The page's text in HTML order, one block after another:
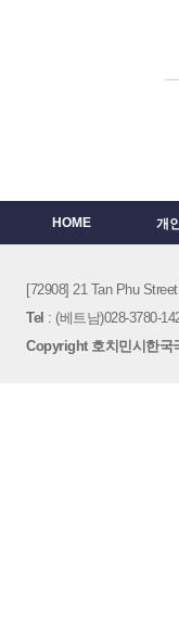
HOME 개
[72908] 21 Tan Phu
Tel : (베트남)028-3780-
Copyright 호치민시한국